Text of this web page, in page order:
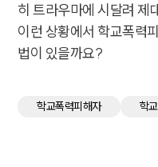
히 트라우마에 시달려 제
이런 상황에서 학교폭력
법이 있을까요?
학교폭력피해자 학